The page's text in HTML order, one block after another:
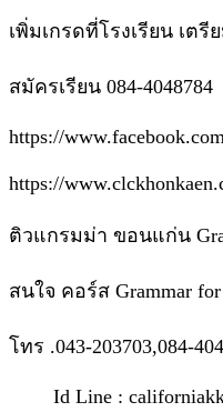
เพิ่มเกรดที่โรงเรียน เตรี
สมัครเรียน 084-4048784
https://
https://
ติวแกรมม่า ขอนแก่น
สนใจ คอร์ส Grammar
โทร .043-203703,084-
Id Line :